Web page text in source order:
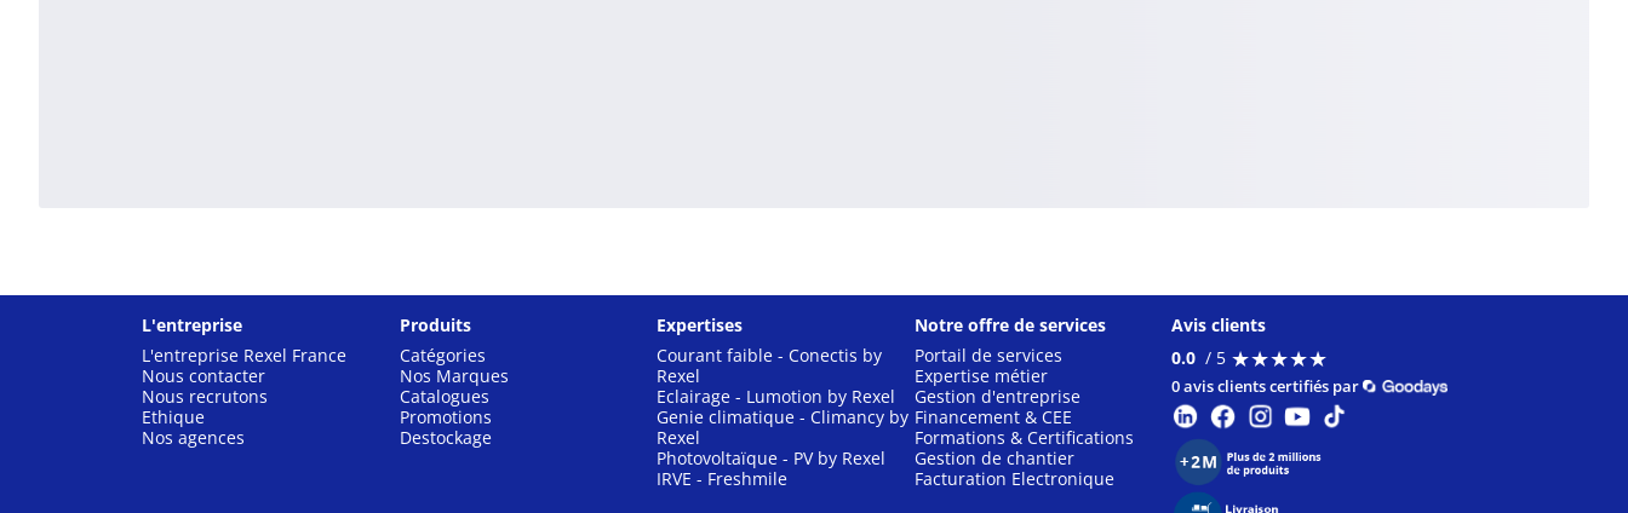
L'entreprise
L'entreprise Rexel France
Nous contacter
Nous recrutons
Ethique
Nos agences
Produits
Catégories
Nos Marques
Catalogues
Promotions
Destockage
Expertises
Courant faible - Conectis by
Rexel
Eclairage - Lumotion by Rexel
Genie climatique - Climancy by
Rexel
Photovoltaïque - PV by Rexel
IRVE - Freshmile
Notre offre de services
Portail de services
Expertise métier
Gestion d'entreprise
Financement & CEE
Formations & Certifications
Gestion de chantier
Facturation Electronique
Avis clients
0.0 / 5 ★★★★★
★★★★★
0 avis clients certifiés par